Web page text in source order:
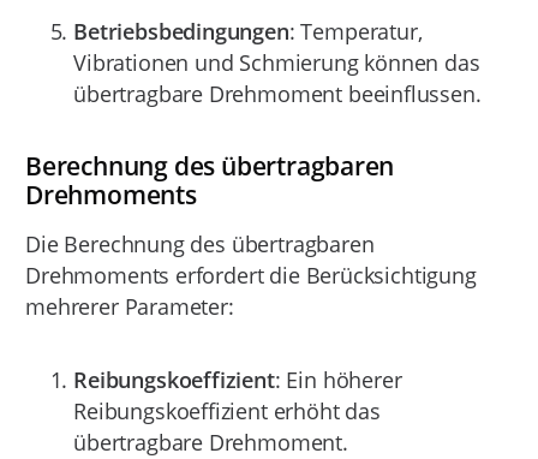
Betriebsbedingungen: Temperatur,
Vibrationen und Schmierung können das
übertragbare Drehmoment beeinflussen.
Berechnung des übertragbaren
Drehmoments
Die Berechnung des übertragbaren
Drehmoments erfordert die Berücksichtigung
mehrerer Parameter:
Reibungskoeffizient: Ein höherer
Reibungskoeffizient erhöht das
übertragbare Drehmoment.